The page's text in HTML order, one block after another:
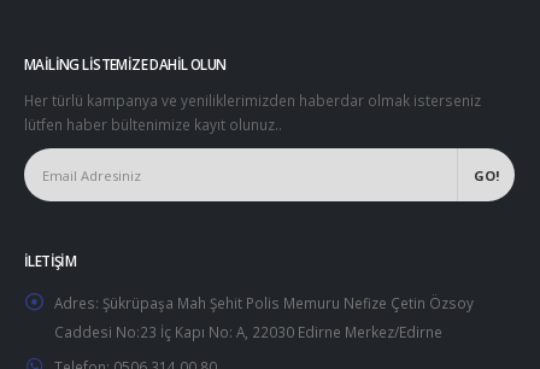
MAILING LISTEMIZE DAHIL OLUN
Her türlü kampanya ve yeniliklerimizden haberdar olmak isterseniz
lütfen haber bültenimize kayıt olunuz..
İLETIŞIM
Adres: Şükrüpaşa Mah Şehit Polis Memuru Nefize Çetin Özsoy
Caddesi No:23 İç Kapı No: A, 22030 Edirne Merkez/Edirne